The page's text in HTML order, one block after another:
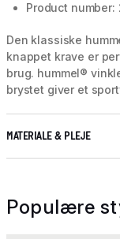
Product number:
Den klassiske
knappet krave er
brug. hummel®
brystet giver et
MATERIALE & PLEJE
Populære